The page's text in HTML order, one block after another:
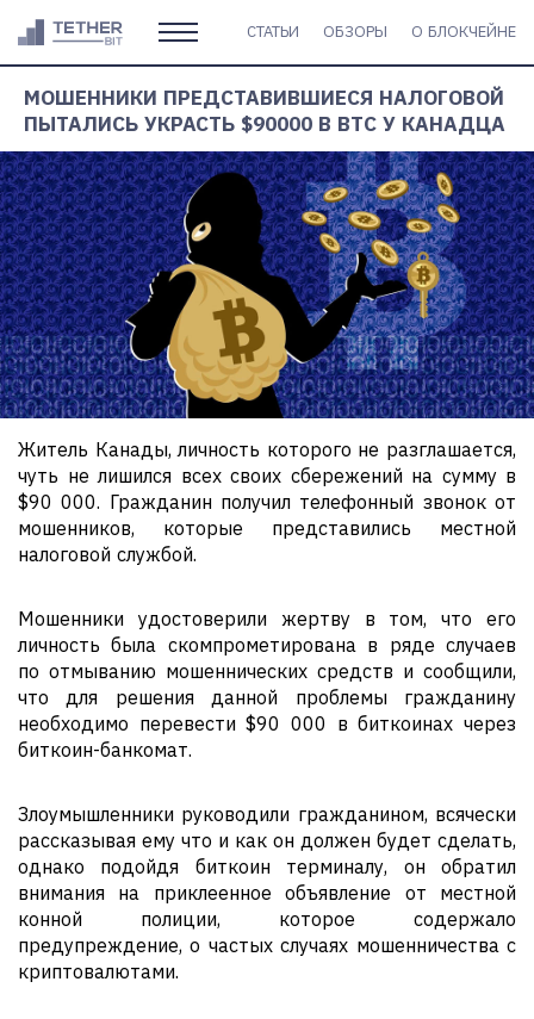
СТАТЬИ ОБЗОРЫ О БЛОКЧЕЙНЕ
МОШЕННИКИ ПРЕДСТАВИВШИЕСЯ НАЛОГОВОЙ
ПЫТАЛИСЬ УКРАСТЬ $90000 В BTC У КАНАДЦА
Житель Канады, личность которого не разглашается,
чуть не лишился всех своих сбережений на сумму в
$90 000. Гражданин получил телефонный звонок от
мошенников, которые представились местной
налоговой службой.
Мошенники удостоверили жертву в том, что его
личность была скомпрометирована в ряде случаев
по отмыванию мошеннических средств и сообщили,
что для решения данной проблемы гражданину
необходимо перевести $90 000 в биткоинах через
биткоин-банкомат.
Злоумышленники руководили гражданином, всячески
рассказывая ему что и как он должен будет сделать,
однако подойдя биткоин терминалу, он обратил
внимания на приклеенное объявление от местной
конной полиции, которое содержало
предупреждение, о частых случаях мошенничества с
криптовалютами.